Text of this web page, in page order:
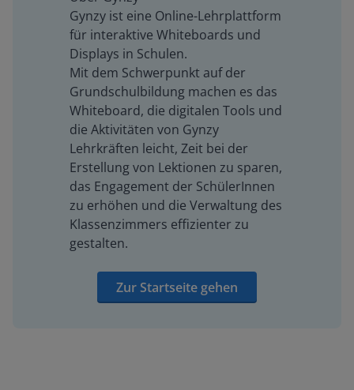
Gynzy ist eine Online-Lehrplattform
für interaktive Whiteboards und
Displays in Schulen.
Mit dem Schwerpunkt auf der
Grundschulbildung machen es das
Whiteboard, die digitalen Tools und
die Aktivitäten von Gynzy
Lehrkräften leicht, Zeit bei der
Erstellung von Lektionen zu sparen,
das Engagement der SchülerInnen
zu erhöhen und die Verwaltung des
Klassenzimmers effizienter zu
gestalten.
Zur Startseite gehen